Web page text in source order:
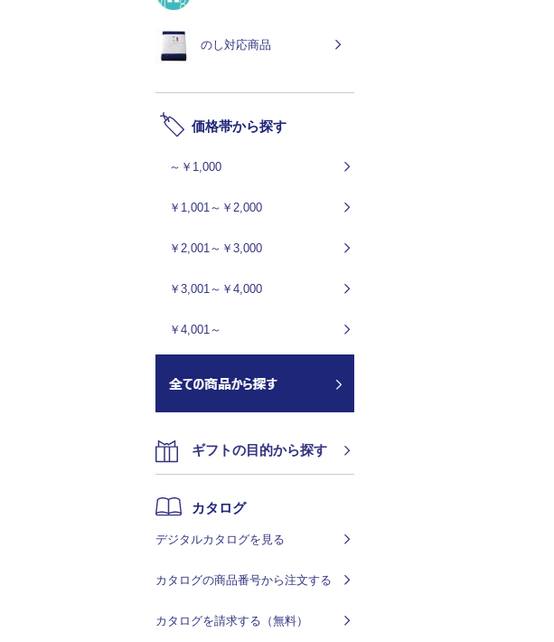
のし対応商品
価格帯から探す
～￥1,000
￥1,001～￥2,000
￥2,001～￥3,000
￥3,001～￥4,000
￥4,001～
ギフトの目的から探す
カタログ
デジタルカタログを見る
カタログの商品番号から注文する
カタログを請求する（無料）